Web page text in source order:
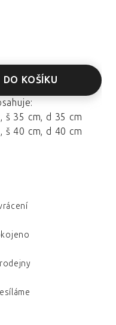
KOŠÍKU
š 35 cm, d 35 cm
š 40 cm, d 40 cm